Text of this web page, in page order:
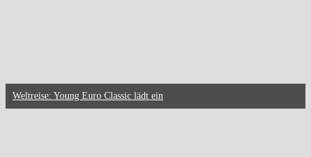
Weltreise: Young Euro Classic lädt ein